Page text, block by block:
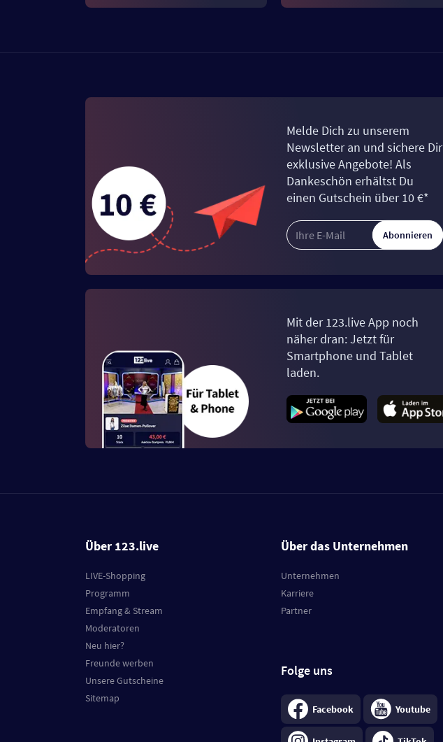
Melde Dich zu unserem
Newsletter an und sichere Dir
exklusive Angebote! Als
Dankeschön erhältst Du
einen Gutschein über 10 €*
Abonnieren
Mit der 123.live App noch
näher dran: Jetzt für
Smartphone und Tablet
laden.
Über 123.live
LIVE-Shopping
Programm
Empfang & Stream
Moderatoren
Neu hier?
Freunde werben
Unsere Gutscheine
Sitemap
Über das Unternehmen
Unternehmen
Karriere
Partner
Folge uns
Facebook Youtube